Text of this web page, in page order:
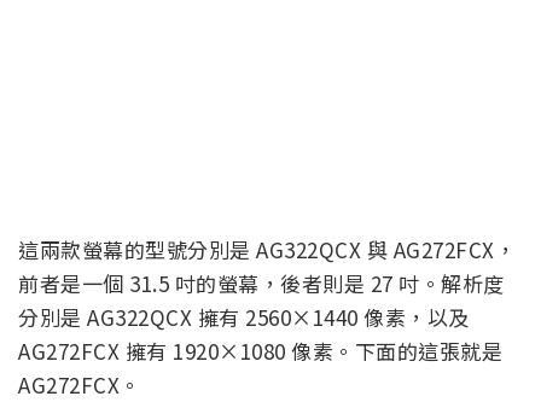
這兩款螢幕的型號分別是 AG322QCX 與 AG272FCX，
前者是一個 31.5 吋的螢幕，後者則是 27 吋。解析度
分別是 AG322QCX 擁有 2560×1440 像素，以及
AG272FCX 擁有 1920×1080 像素。下面的這張就是
AG272FCX。